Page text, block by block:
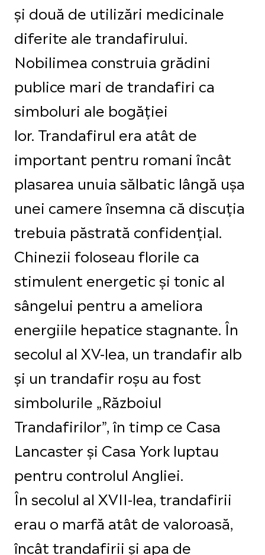
și două de utilizări medicinale
diferite ale trandafirului.
Nobilimea construia grădini
publice mari de trandafiri ca
simboluri ale bogăției
lor. Trandafirul era atât de
important pentru romani încât
plasarea unuia sălbatic lângă ușa
unei camere însemna că discuția
trebuia păstrată confidențial.
Chinezii foloseau florile ca
stimulent energetic și tonic al
sângelui pentru a ameliora
energiile hepatice stagnante. În
secolul al XV-lea, un trandafir alb
și un trandafir roșu au fost
simbolurile „Războiul
Trandafirilor”, în timp ce Casa
Lancaster și Casa York luptau
pentru controlul Angliei.
În secolul al XVII-lea, trandafirii
erau o marfă atât de valoroasă,
încât trandafirii și apa de